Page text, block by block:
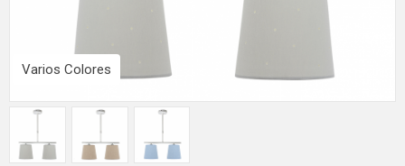
Varios Colores